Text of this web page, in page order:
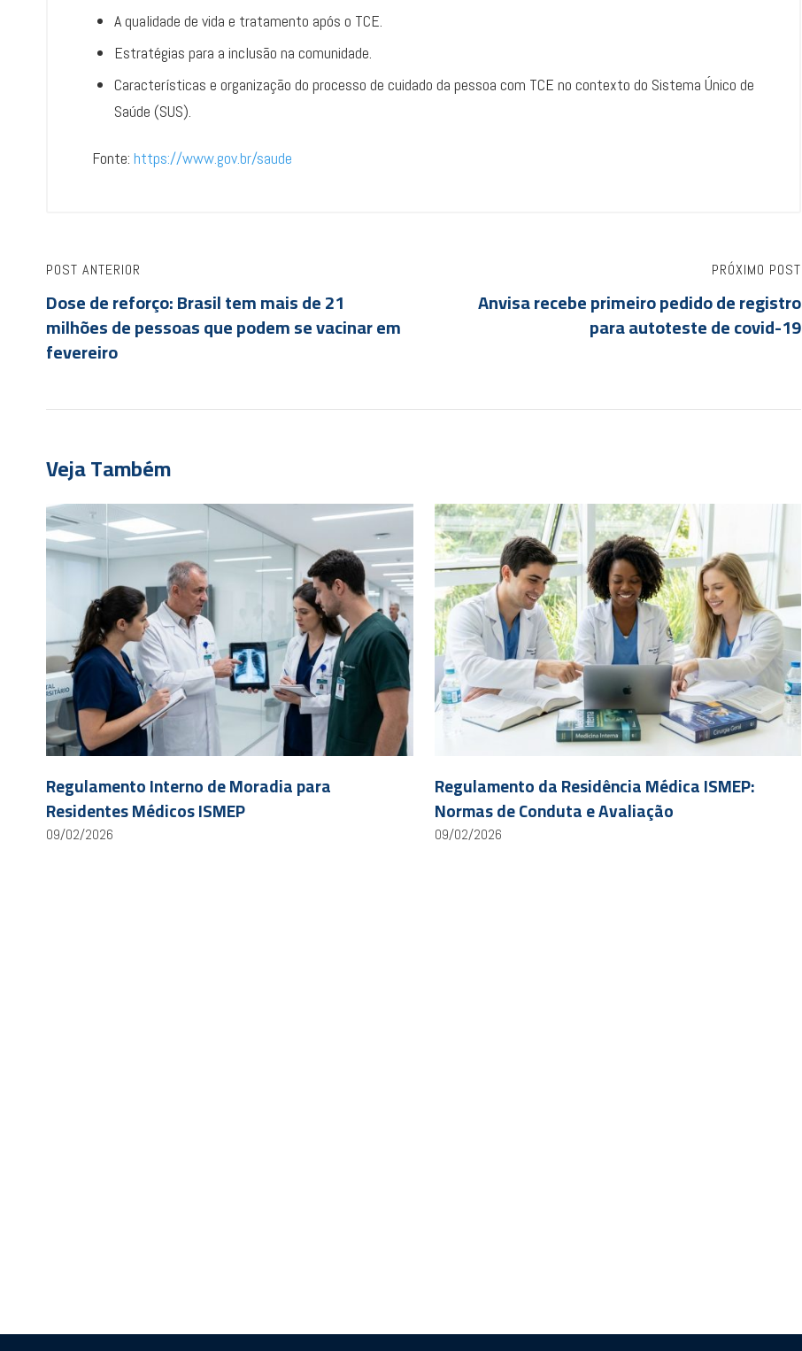
A qualidade de vida e tratamento após o TCE.
Estratégias para a inclusão na comunidade.
Características e organização do processo de cuidado da pessoa com TCE no contexto do Sistema Único de
Saúde (SUS).
Fonte: https://www.gov.br/saude
POST ANTERIOR
Dose de reforço: Brasil tem mais de 21
milhões de pessoas que podem se vacinar em
fevereiro
PRÓXIMO POST
Anvisa recebe primeiro pedido de registro
para autoteste de covid-19
Veja Também
Regulamento Interno de Moradia para
Residentes Médicos ISMEP
09/02/2026
Regulamento da Residência Médica ISMEP:
Normas de Conduta e Avaliação
09/02/2026